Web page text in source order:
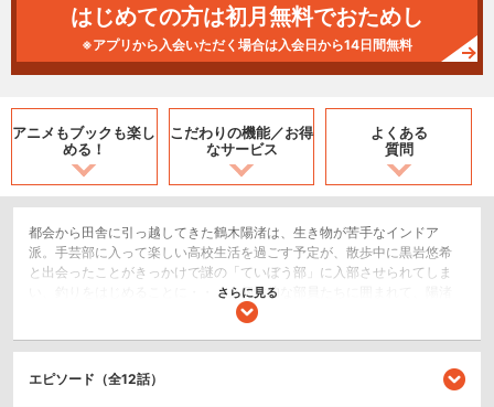
はじめての方は初月無料でおためし
※アプリから入会いただく場合は入会日から14日間無料
アニメもブックも楽し
める！
こだわりの機能／お得
なサービス
よくある
質問
都会から田舎に引っ越してきた鶴木陽渚は、生き物が苦手なインドア
派。手芸部に入って楽しい高校生活を過ごす予定が、散歩中に黒岩悠希
と出会ったことがきっかけで謎の「ていぼう部」に入部させられてしま
い、釣りをはじめることに・・・。個性的な部員たちに囲まれて、陽渚
ドラマ/青春
日常/ほのぼの
さらに見る
エピソード（全12話）